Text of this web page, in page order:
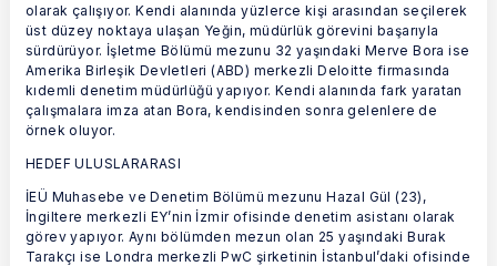
olarak çalışıyor. Kendi alanında yüzlerce kişi arasından seçilerek
üst düzey noktaya ulaşan Yeğin, müdürlük görevini başarıyla
sürdürüyor. İşletme Bölümü mezunu 32 yaşındaki Merve Bora ise
Amerika Birleşik Devletleri (ABD) merkezli Deloitte firmasında
kıdemli denetim müdürlüğü yapıyor. Kendi alanında fark yaratan
çalışmalara imza atan Bora, kendisinden sonra gelenlere de
örnek oluyor.
HEDEF ULUSLARARASI
İEÜ Muhasebe ve Denetim Bölümü mezunu Hazal Gül (23),
İngiltere merkezli EY’nin İzmir ofisinde denetim asistanı olarak
görev yapıyor. Aynı bölümden mezun olan 25 yaşındaki Burak
Tarakçı ise Londra merkezli PwC şirketinin İstanbul’daki ofisinde